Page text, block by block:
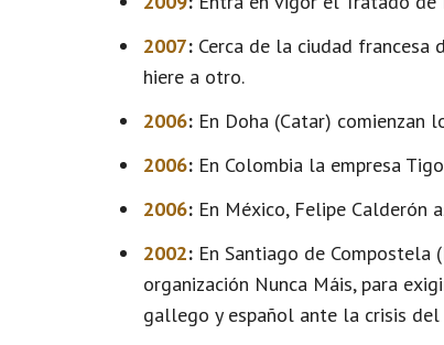
2007: Cerca de la ciudad francesa
hiere a otro.
2006: En Doha (Catar) comienzan
2006: En Colombia la empresa
2006: En México, Felipe Calderón
2002: En Santiago de Compostela
organización Nunca Máis, para
gallego y español ante la crisis